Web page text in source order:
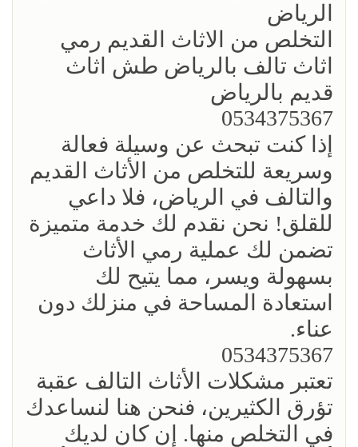
الرياض
التخلص من الاثاث القديم رمي
اثاث تالف بالرياض طش اثاث
قديم بالرياض
0534375367
إذا كنت تبحث عن وسيلة فعالة
وسريعة للتخلص من الأثاث القديم
والتالف في الرياض، فلا داعي
للقلق! نحن نقدم لك خدمة متميزة
تضمن لك عملية رمي الأثاث
بسهولة ويسر، مما يتيح لك
استعادة المساحة في منزلك دون
عناء.
0534375367
تعتبر مشكلات الأثاث التالف عقبة
تؤرق الكثيرين، فنحن هنا لنساعدك
في التخلص منها. إن كان لديك